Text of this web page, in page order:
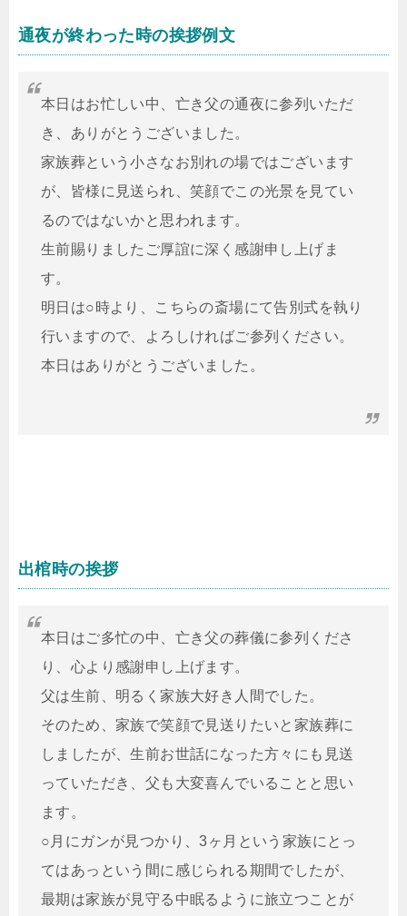
通夜が終わった時の挨拶例文
本日はお忙しい中、亡き父の通夜に参列いただ
き、ありがとうございました。
家族葬という小さなお別れの場ではございます
が、皆様に見送られ、笑顔でこの光景を見てい
るのではないかと思われます。
生前賜りましたご厚誼に深く感謝申し上げま
す。
明日は○時より、こちらの斎場にて告別式を執り
行いますので、よろしければご参列ください。
本日はありがとうございました。
出棺時の挨拶
本日はご多忙の中、亡き父の葬儀に参列くださ
り、心より感謝申し上げます。
父は生前、明るく家族大好き人間でした。
そのため、家族で笑顔で見送りたいと家族葬に
しましたが、生前お世話になった方々にも見送
っていただき、父も大変喜んでいることと思い
ます。
○月にガンが見つかり、3ヶ月という家族にとっ
てはあっという間に感じられる期間でしたが、
最期は家族が見守る中眠るように旅立つことが